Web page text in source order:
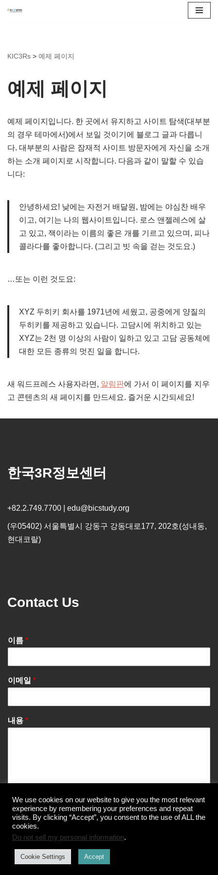
츠
건
너
기
KIC3Rs > 예제 페이지
예제 페이지
예제 페이지입니다. 한 곳에서 유지하고 사이트 탐색(대부분
의 경우 테마에서)에서 보일 것이기에 블로그 글과 다릅니
다. 대부분의 사람은 잠재적 사이트 방문자에게 자신을 소개
하는 소개 페이지로 시작합니다. 다음과 같이 말할 수 있습
니다:
안녕하세요! 낮에는 자전거 배달원, 밤에는 야심찬 배우
이고, 여기는 나의 웹사이트입니다. 로스 앤젤레스에 살
고 있고, 잭이라는 이름의 좋은 개를 기르고 있으며, 피나
콜라다를 좋아합니다. (그리고 빗 속을 걷는 것도요.)
…또는 이런 것도요:
XYZ 두히키 회사를 1971년에 세웠고, 공중에게 양질의
두히키를 제공하고 있습니다. 고담시에 위치하고 있는
XYZ는 2천 명 이상의 사람이 일하고 있고 고담 공동체에
대한 모든 종류의 멋진 일을 합니다.
새 워드프레스 사용자라면, 알림판에 가서 이 페이지를 지우
고 콘텐츠의 새 페이지를 만드세요. 즐거운 시간되세요!
한국3R정보센터
+82.2.749.7700 | edu@bicstudy.org
(우05402) 서울특별시 강동구 강동대로177, 202호(성내동,
현대코랄)
Contact Us
이름 *
이메일 *
내용 *
Send Message
© Korea Information Center for The 3Rs
We use cookies on our website to give you the most relevant
experience by remembering your preferences and repeat
visits. By clicking “Accept”, you consent to the use of ALL the
cookies.
Do not sell my personal information.
Cookie Settings Accept